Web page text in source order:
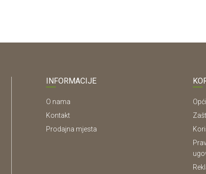
INFORMACIJE
O nama
Kontakt
Prodajna mjesta